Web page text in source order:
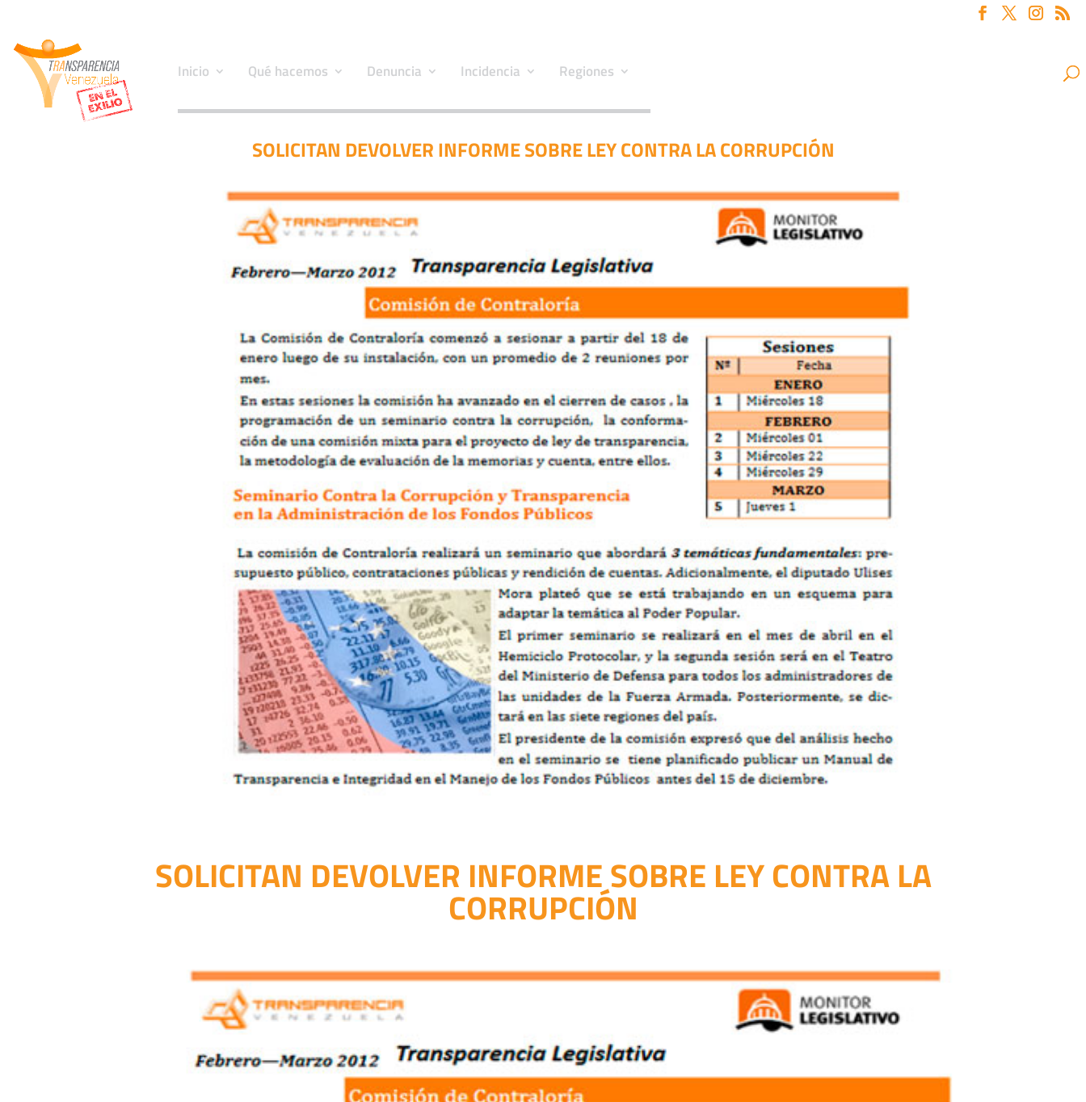
Inicio Qué hacemos Denuncia Incidencia Regiones
SOLICITAN DEVOLVER INFORME SOBRE LEY CONTRA LA CORRUPCIÓN
SOLICITAN DEVOLVER INFORME SOBRE LEY CONTRA LA
CORRUPCIÓN